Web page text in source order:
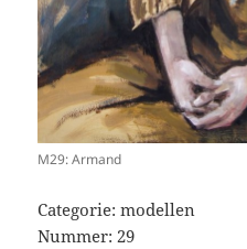
M29: Armand
Categorie: modellen
Nummer: 29